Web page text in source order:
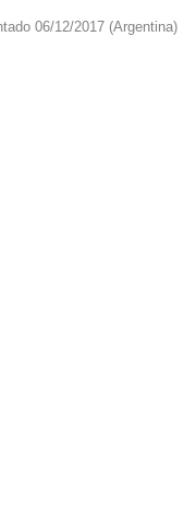
06/12/2017 (Argentina)